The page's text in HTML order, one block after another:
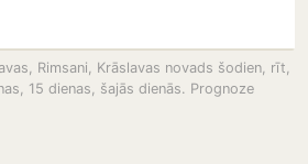
Rimsani, Krāslavas novads šodien, rīt,
15 dienas, šajās dienās. Prognoze